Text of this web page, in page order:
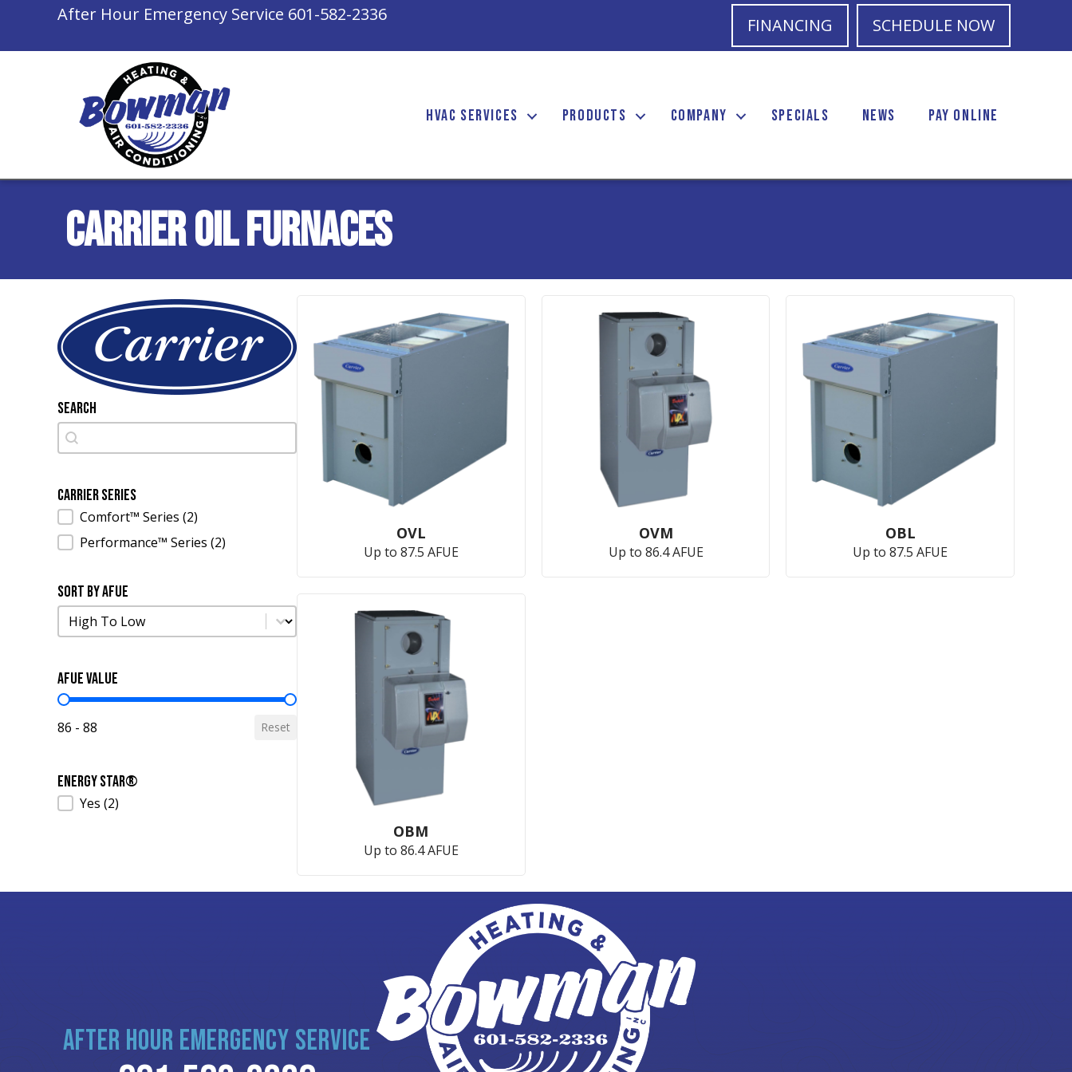
After Hour Emergency Service 601-582-2336
FINANCING SCHEDULE NOW
HVAC SERVICES PRODUCTS COMPANY SPECIALS NEWS PAY ONLINE
Carrier Oil Furnaces
Search
Search
Search
Carrier Series
Carrier Series
Comfort™ Series (2)
Performance™ Series (2)
Sort by AFUE
Sort by AFUE
Sort by AFUE
AFUE Value
AFUE Value
86 - 88 Reset
ENERGY STAR®
ENERGY STAR®
Yes (2)
OVL
Up to 87.5 AFUE
OVM
Up to 86.4 AFUE
OBL
Up to 87.5 AFUE
OBM
Up to 86.4 AFUE
AFTER HOUR EMERGENCY SERVICE